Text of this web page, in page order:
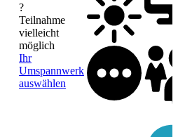
?
Teilnahme
vielleicht
möglich
Ihr
Umspannwerk
auswählen